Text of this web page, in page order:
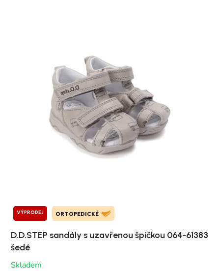
VÝPRODEJ ORTOPEDICKÉ
D.D.STEP sandály s uzavřenou špičkou 064-61383
šedé
Skladem